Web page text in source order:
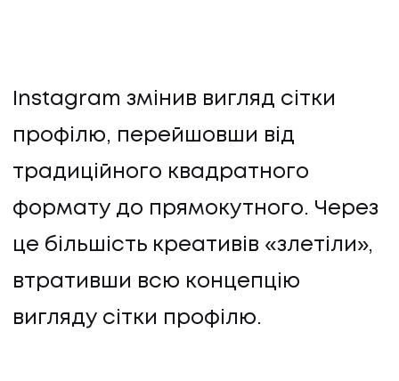
Instagram змінив вигляд сітки
профілю, перейшовши від
традиційного квадратного
формату до прямокутного. Через
це більшість креативів «злетіли»,
втративши всю концепцію
вигляду сітки профілю.